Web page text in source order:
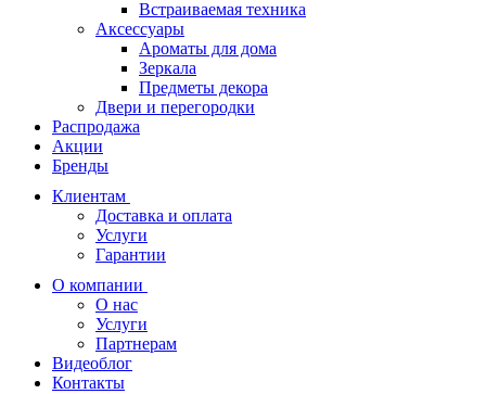
Встраиваемая техника
Аксессуары
Ароматы для дома
Зеркала
Предметы декора
Двери и перегородки
Распродажа
Акции
Бренды
Клиентам
Доставка и оплата
Услуги
Гарантии
О компании
О нас
Услуги
Партнерам
Видеоблог
Контакты